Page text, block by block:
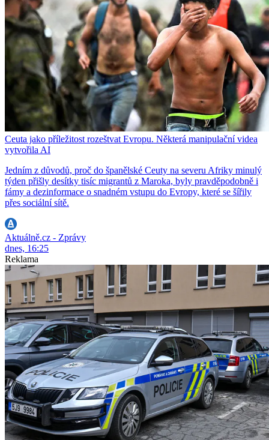
Ceuta jako příležitost rozeštvat Evropu. Některá manipulační videa
vytvořila AI
Jedním z důvodů, proč do španělské Ceuty na severu Afriky minulý
týden přišly desítky tisíc migrantů z Maroka, byly pravděpodobně i
fámy a dezinformace o snadném vstupu do Evropy, které se šířily
přes sociální sítě.
Aktuálně.cz - Zprávy
dnes, 16:25
Reklama